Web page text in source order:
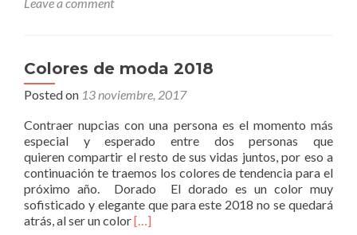
Colores de moda 2018
Posted on 13 noviembre, 2017
Contraer nupcias con una persona es el momento más
especial y esperado entre dos personas que
quieren compartir el resto de sus vidas juntos, por eso a
continuación te traemos los colores de tendencia para el
próximo año. Dorado El dorado es un color muy
sofisticado y elegante que para este 2018 no se quedará
atrás, al ser un colorRead
[…]